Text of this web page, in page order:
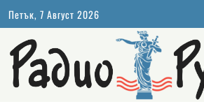
Петък, 7 Август 2026